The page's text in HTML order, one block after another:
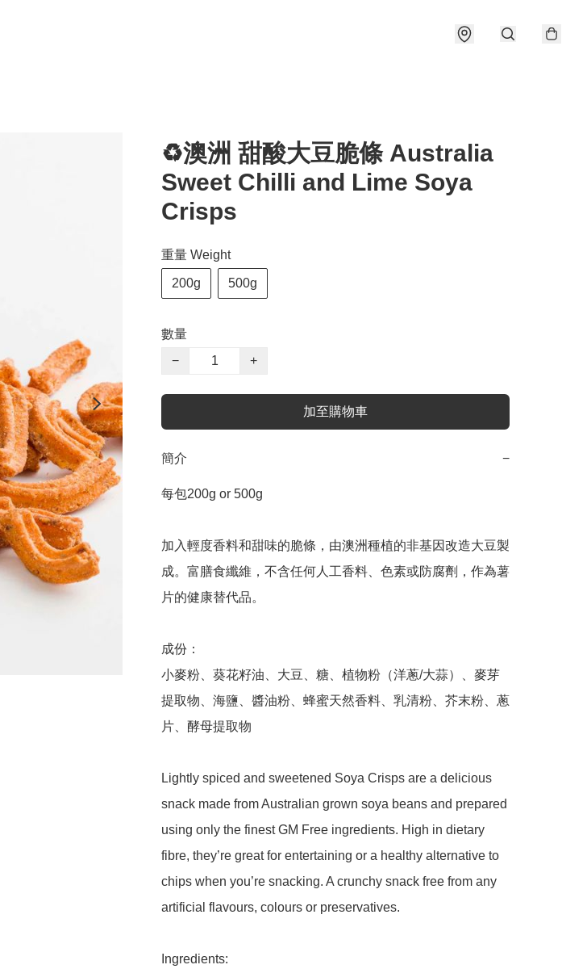
♻️澳洲 甜酸大豆脆條 Australia
Sweet Chilli and Lime Soya
Crisps
重量 Weight
200g 500g
數量
−
+
加至購物車
簡介 −
每包200g or 500g
加入輕度香料和甜味的脆條，由澳洲種植的非基因改造大豆製
成。富膳食纖維，不含任何人工香料、色素或防腐劑，作為薯
片的健康替代品。
成份：
小麥粉、葵花籽油、大豆、糖、植物粉（洋蔥/大蒜）、麥芽
提取物、海鹽、醬油粉、蜂蜜天然香料、乳清粉、芥末粉、蔥
片、酵母提取物
Lightly spiced and sweetened Soya Crisps are a delicious
snack made from Australian grown soya beans and prepared
using only the finest GM Free ingredients. High in dietary
fibre, they’re great for entertaining or a healthy alternative to
chips when you’re snacking. A crunchy snack free from any
artificial flavours, colours or preservatives.
Ingredients: